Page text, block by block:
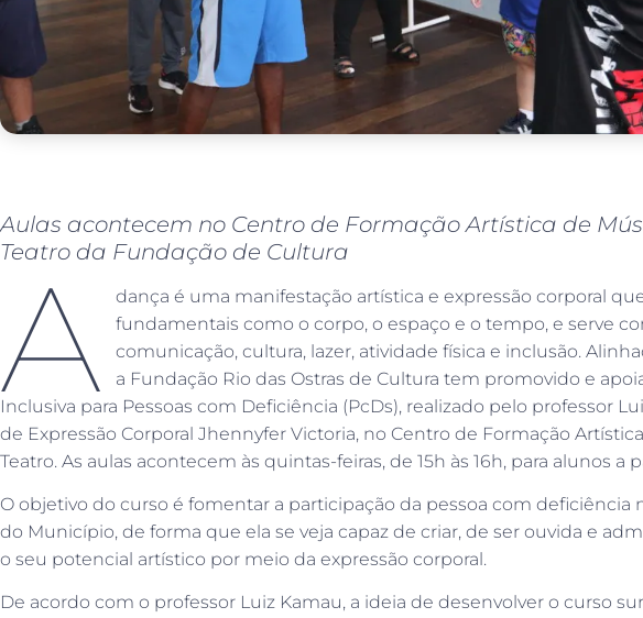
Aulas acontecem no Centro de Formação Artística de
Teatro da Fundação de Cultura
A
dança é uma manifestação artística e expressão corporal
fundamentais como o corpo, o espaço e o tempo, e serve
comunicação, cultura, lazer, atividade física e inclusão.
a Fundação Rio das Ostras de Cultura tem promovido e
Inclusiva para Pessoas com Deficiência (PcDs), realizado pelo professor
de Expressão Corporal Jhennyfer Victoria, no Centro de Formação
Teatro. As aulas acontecem às quintas-feiras, de 15h às 16h, para alunos a
O objetivo do curso é fomentar a participação da pessoa com deficiência
do Município, de forma que ela se veja capaz de criar, de ser ouvida e
o seu potencial artístico por meio da expressão corporal.
De acordo com o professor Luiz Kamau, a ideia de desenvolver o curso